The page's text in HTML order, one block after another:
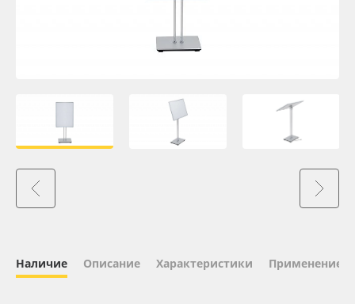
Плёнка монтажная Oratape
ПЭТ листовой
ПЭТ бэклит
Баннер
Наличие Описание Характеристики Применение